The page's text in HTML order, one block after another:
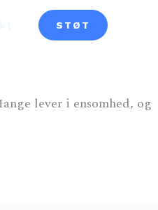
STØT
lever i ensomhed, og